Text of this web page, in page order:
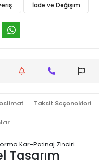
İade ve Değişim
Taksit Seçenekleri
Kar-Patinaj Zinciri
Tasarım